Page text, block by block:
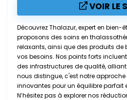
VOIR LE
Découvrez Thalazur, expert en bien-
proposons des soins en
relaxants, ainsi que des produits de
vos besoins. Nos points forts
des infrastructures de qualité, alliant
nous distingue, c'est notre
innovantes pour un équilibre parfait
N’hésitez pas à explorer nos